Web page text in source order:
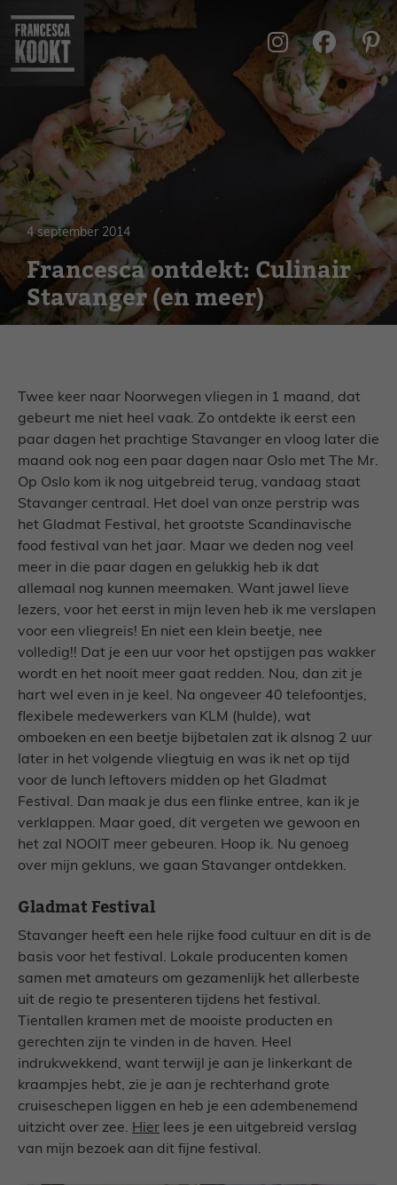
naar
inhoud
4 september 2014
Francesca ontdekt: Culinair
Stavanger (en meer)
Twee keer naar Noorwegen vliegen in 1 maand, dat
gebeurt me niet heel vaak. Zo ontdekte ik eerst een
paar dagen het prachtige Stavanger en vloog later die
maand ook nog een paar dagen naar Oslo met The Mr.
Op Oslo kom ik nog uitgebreid terug, vandaag staat
Stavanger centraal. Het doel van onze perstrip was
het Gladmat Festival, het grootste Scandinavische
food festival van het jaar. Maar we deden nog veel
meer in die paar dagen en gelukkig heb ik dat
allemaal nog kunnen meemaken. Want jawel lieve
lezers, voor het eerst in mijn leven heb ik me verslapen
voor een vliegreis! En niet een klein beetje, nee
volledig!! Dat je een uur voor het opstijgen pas wakker
wordt en het nooit meer gaat redden. Nou, dan zit je
hart wel even in je keel. Na ongeveer 40 telefoontjes,
flexibele medewerkers van KLM (hulde), wat
omboeken en een beetje bijbetalen zat ik alsnog 2 uur
later in het volgende vliegtuig en was ik net op tijd
voor de lunch leftovers midden op het Gladmat
Festival. Dan maak je dus een flinke entree, kan ik je
verklappen. Maar goed, dit vergeten we gewoon en
het zal NOOIT meer gebeuren. Hoop ik. Nu genoeg
over mijn gekluns, we gaan Stavanger ontdekken.
Gladmat Festival
Stavanger heeft een hele rijke food cultuur en dit is de
basis voor het festival. Lokale producenten komen
samen met amateurs om gezamenlijk het allerbeste
uit de regio te presenteren tijdens het festival.
Tientallen kramen met de mooiste producten en
gerechten zijn te vinden in de haven. Heel
indrukwekkend, want terwijl je aan je linkerkant de
kraampjes hebt, zie je aan je rechterhand grote
cruiseschepen liggen en heb je een adembenemend
uitzicht over zee. Hier lees je een uitgebreid verslag
van mijn bezoek aan dit fijne festival.